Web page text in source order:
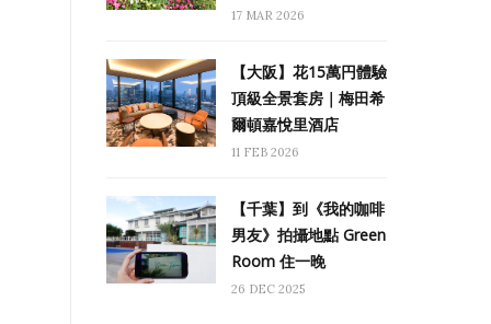
17 MAR 2026
【大阪】花15萬円體驗
頂級全景套房｜梅田希
爾頓嘉悅里酒店
11 FEB 2026
【千葉】到《我的咖啡
男友》拍攝地點 Green
Room 住一晚
26 DEC 2025